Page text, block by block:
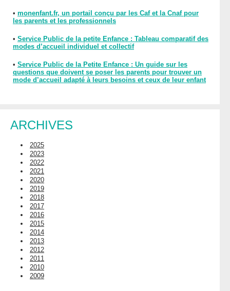
• monenfant.fr, un portail conçu par les Caf et la Cnaf pour
les parents et les professionnels
• Service Public de la petite Enfance : Tableau comparatif des
modes d’accueil individuel et collectif
• Service Public de la Petite Enfance : Un guide sur les
questions que doivent se poser les parents pour trouver un
mode d’accueil adapté à leurs besoins et ceux de leur enfant
ARCHIVES
2025
2023
2022
2021
2020
2019
2018
2017
2016
2015
2014
2013
2012
2011
2010
2009